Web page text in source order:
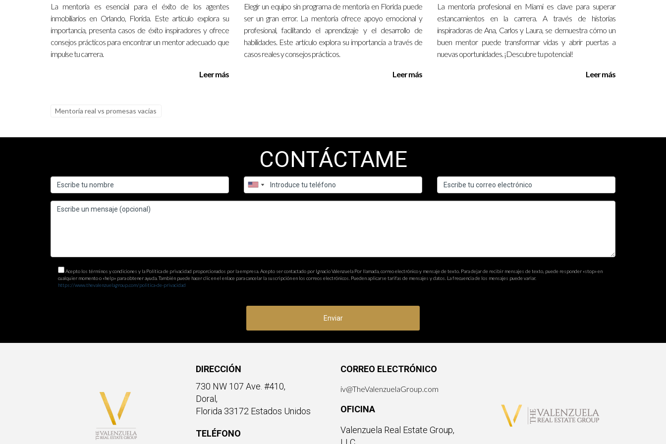
ajuste a tus necesidades.
¿Es posible recibir mentoría virtual?
Sí, muchos programas ofrecen opciones virtuales que permiten conectarte con mentores desde cualquier lugar, facilitando así el acceso a una amplia gama de
Es fundamental comunicar tus inquietudes directamente con tu mentor o coordinador del programa para buscar soluciones o ajustes necesarios.
Sé proactivo al establecer metas claras, participa activamente en las sesiones y busca feedback constante para mejorar tu desarrollo. Recuerda, la clave está en
encontrar ese equipo adecuado donde puedas crecer verdaderamente. Si necesitas ayuda o más información sobre programas específicos en Florida, ¡no dudes en
contactar a Ignacio Valenzuela! Tu futuro está esperando por ti; da el primer paso hoy mismo hacia una vida llena de oportunidades emocionantes.
La mentoría es esencial para el éxito de los agentes
inmobiliarios en Orlando, Florida. Este artículo explora su
importancia, presenta casos de éxito inspiradores y ofrece
consejos prácticos para encontrar un mentor adecuado que
impulse tu carrera.
Leer más
Elegir un equipo sin programa de mentoría en Florida puede
ser un gran error. La mentoría ofrece apoyo emocional y
profesional, facilitando el aprendizaje y el desarrollo de
habilidades. Este artículo explora su importancia a través de
casos reales y consejos prácticos.
Leer más
La mentoría profesional en Miami es clave para superar
estancamientos en la carrera. A través de historias
inspiradoras de Ana, Carlos y Laura, se demuestra cómo un
buen mentor puede transformar vidas y abrir puertas a
nuevas oportunidades. ¡Descubre tu potencial!
Leer más
Mentoría real vs promesas vacías
CONTÁCTAME
Acepto los términos y condiciones y la Política de privacidad proporcionados por la empresa. Acepto ser contactado por Ignacio Valenzuela Por llamada, correo electrónico y mensaje de texto. Para dejar de recibir mensajes de texto, puede responder «stop» en
cualquier momento o «help» para obtener ayuda. También puede hacer clic en el enlace para cancelar la suscripción en los correos electrónicos. Pueden aplicarse tarifas de mensajes y datos. La frecuencia de los mensajes puede variar.
https://www.thevalenzuelagroup.com/politica-de-privacidad
Enviar
DIRECCIÓN
730 NW 107 Ave. #410,
Doral,
Florida 33172 Estados Unidos
TELÉFONO
CORREO ELECTRÓNICO
iv@TheValenzuelaGroup.com
OFICINA
Valenzuela Real Estate Group,